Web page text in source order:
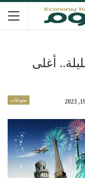
الليلة.. أغلى
منوعات